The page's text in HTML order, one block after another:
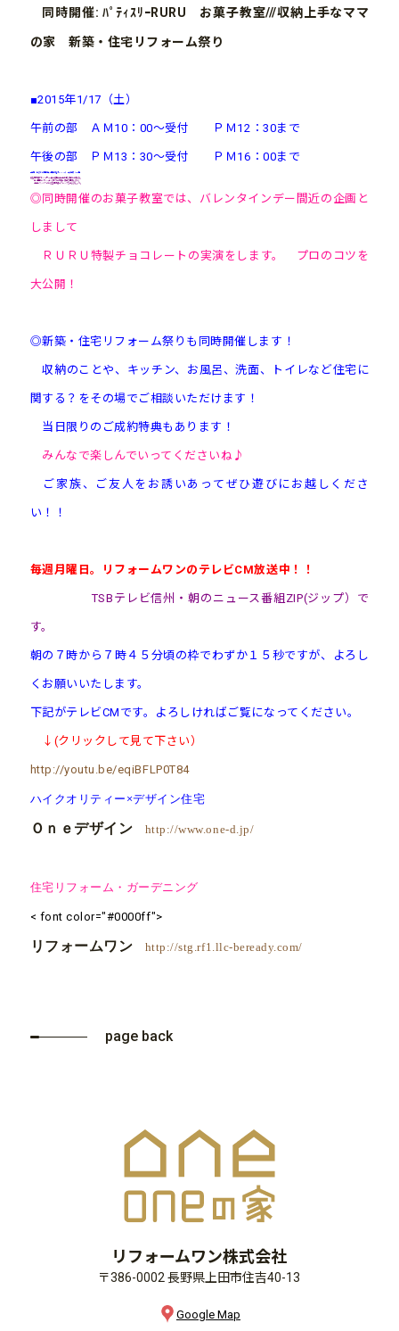
同時開催: ﾊﾟﾃｨｽﾘｰRURU お菓子教室///収納上手なママ
の家 新築・住宅リフォーム祭り
■2015年1/17（土）
午前の部 ＡＭ10：00～受付 ＰＭ12：30まで
午後の部 ＰＭ13：30～受付 ＰＭ16：00まで
■会場：住まいの情報館(上田市踏入2-11-15）
■参加費：500円
◎整理収納アドバイザー1級の遠田美佳子先生を講師にお招きし
第２回目は『キッチンまわりの収納』講座を開講します。
上手にスッキリさせる整理収納テクニックを学びましょう。
◎同時開催のお菓子教室では、バレンタインデー間近の企画と
しまして
ＲＵＲＵ特製チョコレートの実演をします。 プロのコツを
大公開！
◎新築・住宅リフォーム祭りも同時開催します！
収納のことや、キッチン、お風呂、洗面、トイレなど住宅に
関する？をその場でご相談いただけます！
当日限りのご成約特典もあります！
みんなで楽しんでいってくださいね♪
ご家族、ご友人をお誘いあってぜひ遊びにお越しくださ
い！！
毎週月曜日。リフォームワンのテレビCM放送中！！
TSBテレビ信州・朝のニュース番組ZIP(ジップ）で
す。
朝の７時から７時４５分頃の枠でわずか１５秒ですが、よろし
くお願いいたします。
下記がテレビCMです。よろしければご覧になってください。
↓(クリックして見て下さい）
http://youtu.be/eqiBFLP0T84
ハイクオリティー×デザイン住宅
Ｏｎｅデザイン http://www.one-d.jp/
住宅リフォーム・ガーデニング
< font color="#0000ff">
リフォームワン http://stg.rf1.llc-beready.com/
page back
リフォームワン株式会社
〒386-0002 長野県上田市住吉40-13
Google Map